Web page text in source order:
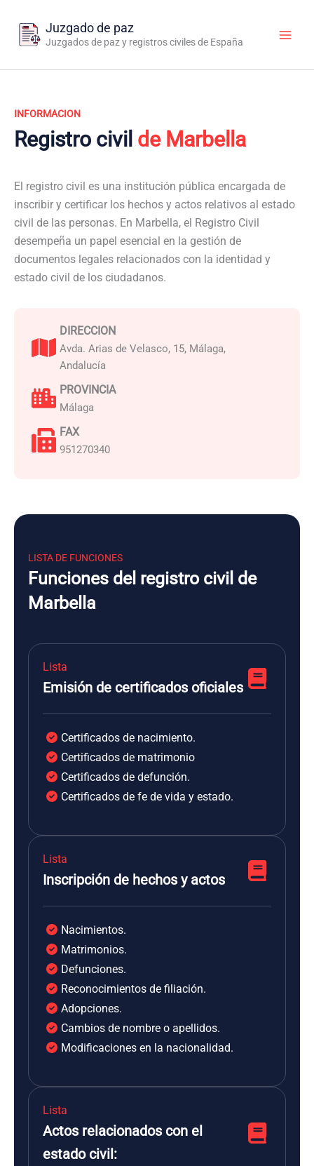
contenido
Juzgado de paz
Juzgados de paz y registros civiles de España
INFORMACION
Registro civil de Marbella
El registro civil es una institución pública encargada de
inscribir y certificar los hechos y actos relativos al estado
civil de las personas. En Marbella, el Registro Civil
desempeña un papel esencial en la gestión de
documentos legales relacionados con la identidad y
estado civil de los ciudadanos.
DIRECCION
Avda. Arias de Velasco, 15, Málaga,
Andalucía
PROVINCIA
Málaga
FAX
951270340
LISTA DE FUNCIONES
Funciones del registro civil de
Marbella
Lista
Emisión de certificados oficiales
Certificados de nacimiento.
Certificados de matrimonio
Certificados de defunción.
Certificados de fe de vida y estado.
Lista
Inscripción de hechos y actos
Nacimientos.
Matrimonios.
Defunciones.
Reconocimientos de filiación.
Adopciones.
Cambios de nombre o apellidos.
Modificaciones en la nacionalidad.
Lista
Actos relacionados con el
estado civil: